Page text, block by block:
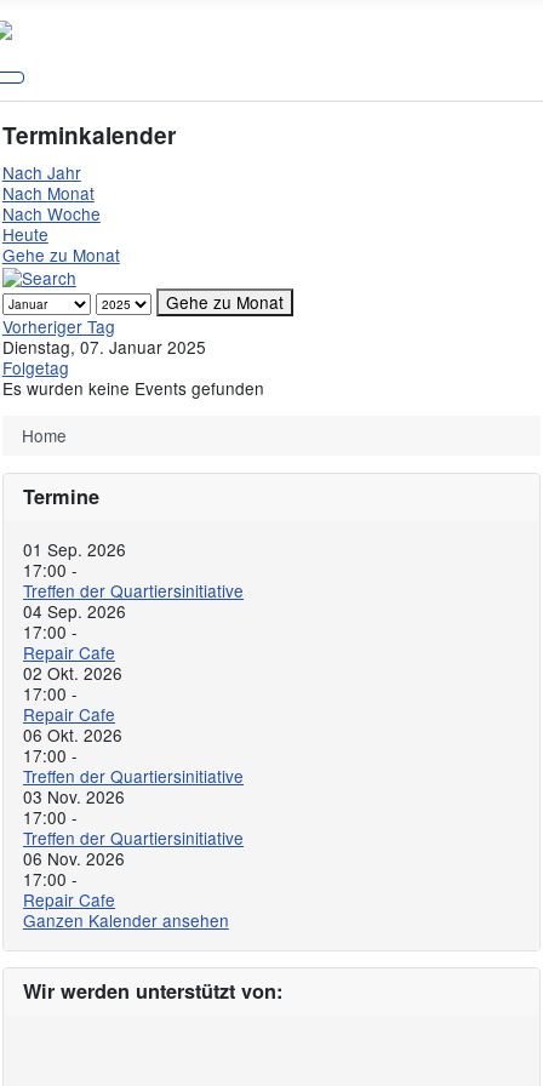
Terminkalender
Nach Jahr
Nach Monat
Nach Woche
Heute
Gehe zu Monat
Gehe zu Monat
Vorheriger Tag
Dienstag, 07. Januar 2025
Folgetag
Es wurden keine Events gefunden
Home
Termine
01 Sep. 2026
17:00 -
Treffen der Quartiersinitiative
04 Sep. 2026
17:00 -
Repair Cafe
02 Okt. 2026
17:00 -
Repair Cafe
06 Okt. 2026
17:00 -
Treffen der Quartiersinitiative
03 Nov. 2026
17:00 -
Treffen der Quartiersinitiative
06 Nov. 2026
17:00 -
Repair Cafe
Ganzen Kalender ansehen
Wir werden unterstützt von: